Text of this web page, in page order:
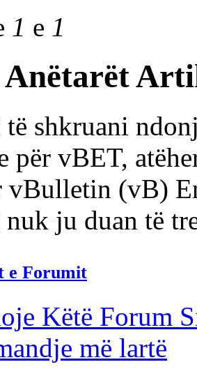
1 e 1
Anëtarët
të shkruani
për vBET,
vBulletin (vB)
ju duan të
e Forumit
Këtë Forum
më lartë